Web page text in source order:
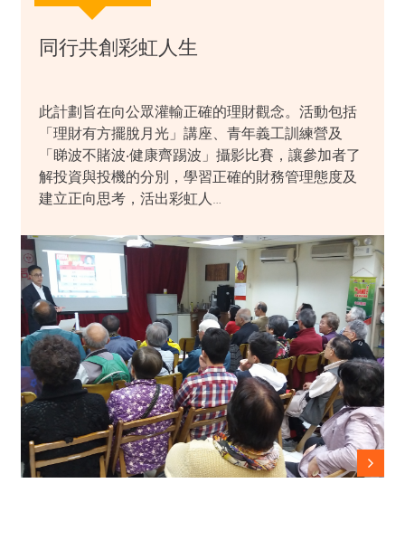
同行共創彩虹人生
此計劃旨在向公眾灌輸正確的理財觀念。活動包括
「理財有方擺脫月光」講座、青年義工訓練營及
「睇波不賭波‧健康齊踢波」攝影比賽，讓參加者了
解投資與投機的分別，學習正確的財務管理態度及
建立正向思考，活出彩虹人…